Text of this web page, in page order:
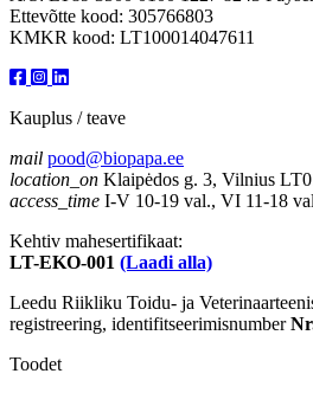
Ettevõtte kood: 305766803
KMKR kood: LT100014047611
Kauplus / teave
mail pood@biopapa.ee
location_on Klaipėdos g. 3, Vilnius
access_time I-V 10-19 val., VI 11-18
Kehtiv mahesertifikaat:
LT-EKO-001 (Laadi alla)
Leedu Riikliku Toidu- ja
registreering, identifitseerimisnumber
Toodet